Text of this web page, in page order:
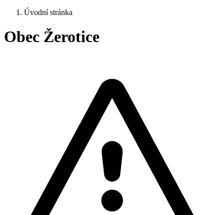
Úvodní stránka
Obec Žerotice